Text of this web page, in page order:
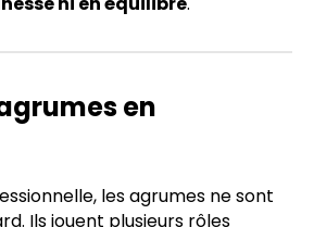
en
les agrumes ne sont
Ils jouent plusieurs rôles